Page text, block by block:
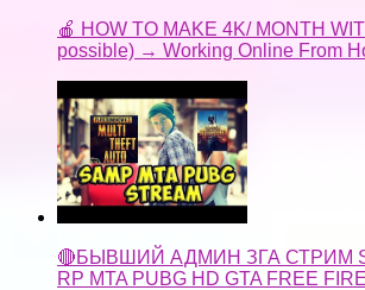
🍎 HOW TO MAKE 4K/ MONTH
possible) → Working Online From
🔴БЫВШИЙ АДМИН ЗГА СТРИМ
RP MTA PUBG HD GTA FREE